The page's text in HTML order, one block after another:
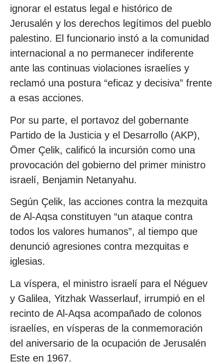
ignorar el estatus legal e histórico de
Jerusalén y los derechos legítimos del pueblo
palestino. El funcionario instó a la comunidad
internacional a no permanecer indiferente
ante las continuas violaciones israelíes y
reclamó una postura “eficaz y decisiva” frente
a esas acciones.
Por su parte, el portavoz del gobernante
Partido de la Justicia y el Desarrollo (AKP),
Ömer Çelik, calificó la incursión como una
provocación del gobierno del primer ministro
israelí, Benjamin Netanyahu.
Según Çelik, las acciones contra la mezquita
de Al-Aqsa constituyen “un ataque contra
todos los valores humanos”, al tiempo que
denunció agresiones contra mezquitas e
iglesias.
La víspera, el ministro israelí para el Néguev
y Galilea, Yitzhak Wasserlauf, irrumpió en el
recinto de Al-Aqsa acompañado de colonos
israelíes, en vísperas de la conmemoración
del aniversario de la ocupación de Jerusalén
Este en 1967.